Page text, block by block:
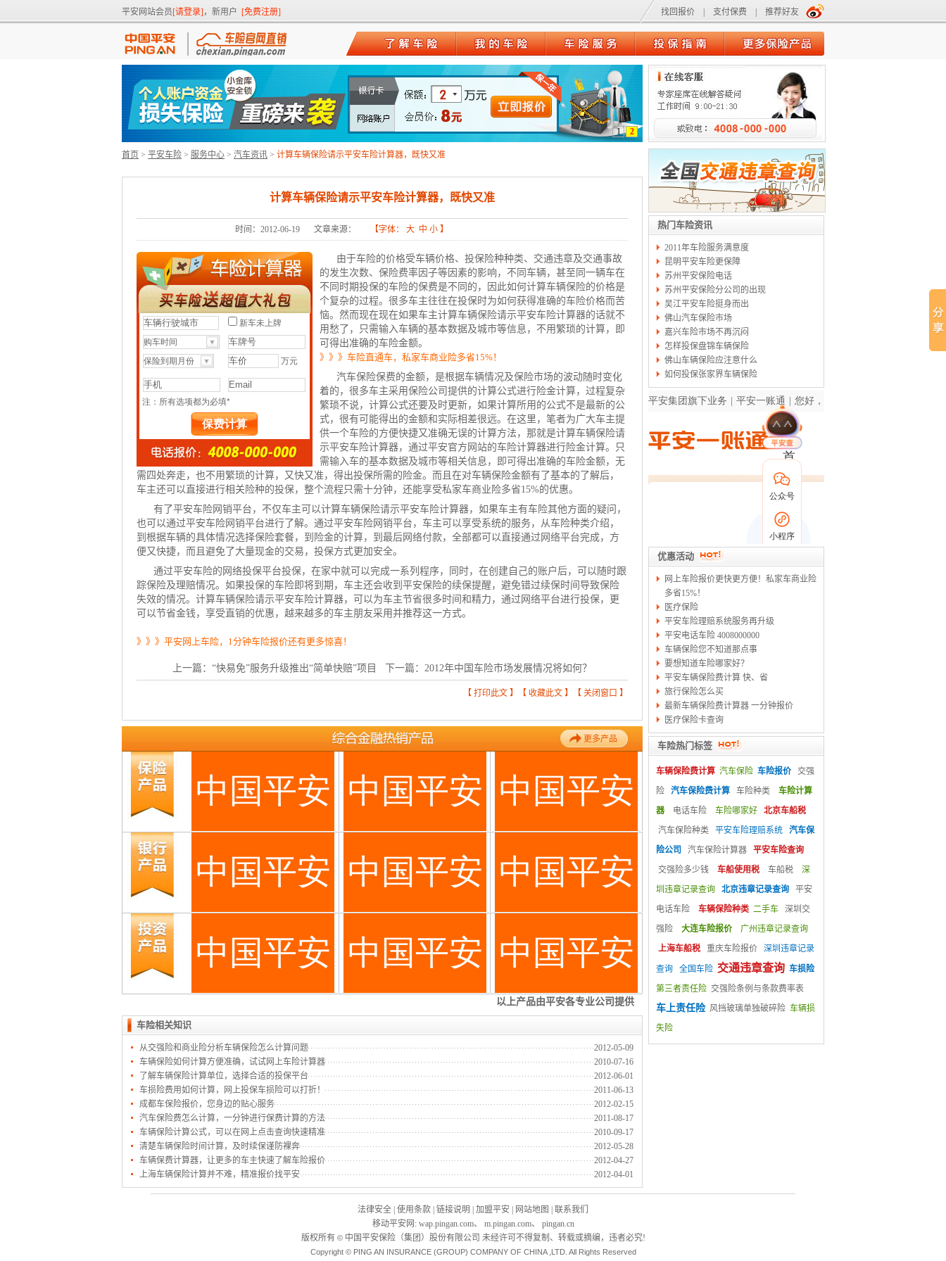
平安网站会员[请登录] ，新用户 [免费注册] 找回报价 支付保费 推荐好友
热门车险资讯
2011年车险服务满意度
昆明平安车险更保障
苏州平安保险电话
苏州平安保险分公司的出现
吴江平安车险挺身而出
佛山汽车保险市场
嘉兴车险市场不再沉闷
怎样投保盘锦车辆保险
佛山车辆保险应注意什么
如何投保张家界车辆保险
优惠活动
网上车险报价更快更方便！私家车商业险
多省15%！
医疗保险
平安车险理赔系统服务再升级
平安电话车险 4008000000
车辆保险您不知道那点事
要想知道车险哪家好？
平安车辆保险费计算 快、省
旅行保险怎么买
最新车辆保险费计算器 一分钟报价
医疗保险卡查询
车险热门标签
车辆保险费计算 汽车保险 车险报价
交强
险
汽车保险费计算 车险种类
车险计算
器
电话车险 车险哪家好
北京车船税
汽车保险种类
平安车险理赔系统
汽车保
险公司
汽车保险计算器
平安车险查询
交强险多少钱
车船使用税 车船税
深
圳违章记录查询
北京违章记录查询
平安
电话车险
车辆保险种类 二手车
深圳交
强险
大连车险报价
广州违章记录查询
上海车船税
重庆车险报价 深圳违章记录
查询 全国车险 交通违章查询 车损险
第三者责任险 交强险条例与条款费率表
车上责任险 风挡玻璃单独破碎险 车辆损
失险
1 2
首页 > 平安车险 > 服务中心 > 汽车资讯 > 计算车辆保险请示平安车险计算器，既快又准
计算车辆保险请示平安车险计算器，既快又准
时间：2012-06-19 文章来源： 【字体： 大 中 小 】
由于车险的价格受车辆价格、投保险种种类、交通违章及交通事故
的发生次数、 保险费率因子等因素的影响，不同车辆，甚至同一辆车在
不同时期投保的车险的保费是不同的，因此如何计算车辆保险的价格是
个复杂的过程。很多车主往往在投保时为如何获得准确的车险价格而苦
恼。然而现在现在如果车主计算车辆保险请示平安车险计算器的话就不
用愁了，只需输入车辆的基本数据及城市等信息，不用繁琐的计算，即
可得出准确的车险金额。
》》》车险直通车，私家车商业险多省15%！
汽车保险保费的金额，是根据车辆情况及保险市场的波动随时变化
着的，很多车主采用保险公司提供的计算公式进行险金计算，过程复杂
繁琐不说，计算公式还要及时更新，如果计算所用的公式不是最新的公
式，很有可能得出的金额和实际相差很远。在这里，笔者为广大车主提
供一个车险的方便快捷又准确无误的计算方法，那就是计算车辆保险请
示平安车险计算器，通过平安官方网站的车险计算器进行险金计算。只
需输入车的基本数据及城市等相关信息，即可得出准确的车险金额，无
需四处奔走，也不用繁琐的计算，又快又准，得出投保所需的险金。而且在对车辆保险金额有了基本的了解后，
车主还可以直接进行相关险种的投保，整个流程只需十分钟，还能享受私家车商业险多省15%的优惠。
有了平安车险网销平台，不仅车主可以计算车辆保险请示平安车险计算器，如果车主有车险其他方面的疑问，
也可以通过平安车险网销平台进行了解。通过平安车险网销平台，车主可以享受系统的服务，从车险种类介绍，
到根据车辆的具体情况选择保险套餐，到险金的计算，到最后网络付款，全部都可以直接通过网络平台完成，方
便又快捷，而且避免了大量现金的交易，投保方式更加安全。
通过平安车险的网络投保平台投保，在家中就可以完成一系列程序，同时，在创建自己的账户后，可以随时跟
踪保险及理赔情况。如果投保的车险即将到期，车主还会收到平安保险的续保提醒，避免错过续保时间导致保险
失效的情况。计算车辆保险请示平安车险计算器，可以为车主节省很多时间和精力，通过网络平台进行投保，更
可以节省金钱，享受直销的优惠，越来越多的车主朋友采用并推荐这一方式。
》》》平安网上车险，1分钟车险报价还有更多惊喜！
上一篇： “快易免”服务升级推出“简单快赔”项目 下一篇： 2012年中国车险市场发展情况将如何？
【 打印此文 】【 收藏此文 】【 关闭窗口 】
车险相关知识
从交强险和商业险分析车辆保险怎么计算问题
2012-05-09
车辆保险如何计算方便准确，试试网上车险计算器
2010-07-16
了解车辆保险计算单位，选择合适的投保平台
2012-06-01
车损险费用如何计算，网上投保车损险可以打折！
2011-06-13
成都车保险报价，您身边的贴心服务
2012-02-15
汽车保险费怎么计算，一分钟进行保费计算的方法
2011-08-17
车辆保险计算公式，可以在网上点击查询快速精准
2010-09-17
清楚车辆保险时间计算，及时续保谨防裸奔
2012-05-28
车辆保费计算器，让更多的车主快速了解车险报价
2012-04-27
上海车辆保险计算并不难，精准报价找平安
2012-04-01
法律安全 使用条款 链接说明 加盟平安 网站地图
联系我们
移动平安网 : wap.pingan.com、 m.pingan.com、 pingan.cn
版权所有 ©中国平安保险（集团）股份有限公司 未经许可不得复制、转载或摘编，违者必究!
Copyright © PING AN INSURANCE (GROUP) COMPANY OF CHINA ,LTD. All Rights Reserved